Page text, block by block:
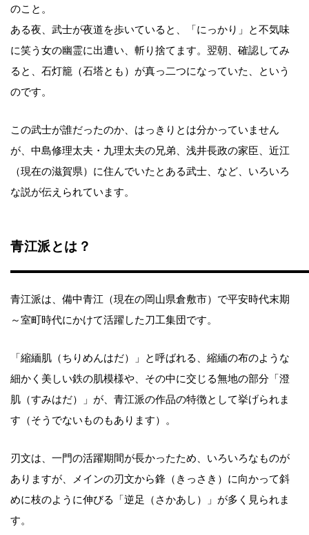
のこと。
ある夜、武士が夜道を歩いていると、「にっかり」と不気味
に笑う女の幽霊に出遭い、斬り捨てます。翌朝、確認してみ
ると、石灯籠（石塔とも）が真っ二つになっていた、という
のです。
この武士が誰だったのか、はっきりとは分かっていません
が、中島修理太夫・九理太夫の兄弟、浅井長政の家臣、近江
（現在の滋賀県）に住んでいたとある武士、など、いろいろ
な説が伝えられています。
青江派とは？
青江派は、備中青江（現在の岡山県倉敷市）で平安時代末期
～室町時代にかけて活躍した刀工集団です。
「縮緬肌（ちりめんはだ）」と呼ばれる、縮緬の布のような
細かく美しい鉄の肌模様や、その中に交じる無地の部分「澄
肌（すみはだ）」が、青江派の作品の特徴として挙げられま
す（そうでないものもあります）。
刃文は、一門の活躍期間が長かったため、いろいろなものが
ありますが、メインの刃文から鋒（きっさき）に向かって斜
めに枝のように伸びる「逆足（さかあし）」が多く見られま
す。